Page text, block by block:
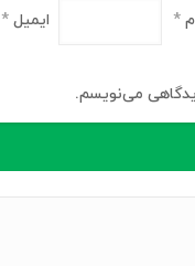
* ایمیل*
می‌نویسم.